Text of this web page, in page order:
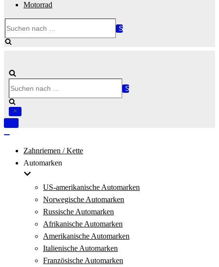
Motorrad
nach …
nach …
Navigation
Zahnriemen / Kette
Automarken
US-amerikanische Automarken
Norwegische Automarken
Russische Automarken
Afrikanische Automarken
Amerikanische Automarken
Italienische Automarken
Französische Automarken